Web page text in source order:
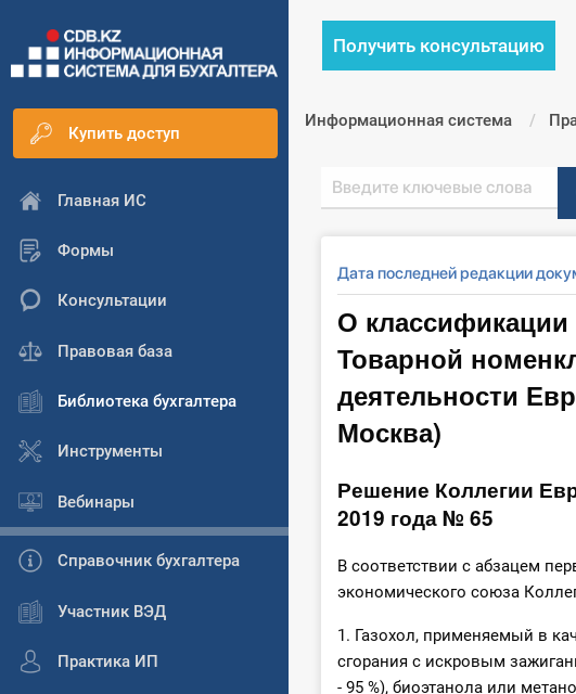
Купить доступ
Главная ИС
Формы
Консультации
Правовая база
Библиотека бухгалтера
Инструменты
Вебинары
Справочник бухгалтера
Участник ВЭД
Практика ИП
Получить консультацию
Информационная система
Дата последней редакции
О классификации
Товарной
деятельности
Москва)
Решение Коллегии
2019 года № 65
В соответствии с абзацем
экономического союза
1. Газохол, применяемый в
сгорания с искровым
- 95 %), биоэтанола или